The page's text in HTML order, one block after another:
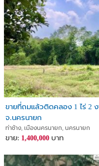
ขายที่ถมแล้วติดคลอง 1 ไร่ 2 ง
จ.นครนายก
ท่าช้าง, เมืองนครนายก, นครนายก
ขาย: 1,400,000 บาท